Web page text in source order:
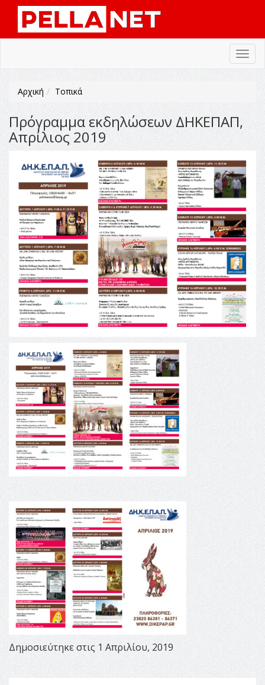
Αρχική Τοπικά
Πρόγραμμα εκδηλώσεων ΔΗΚΕΠΑΠ,
Απρίλιος 2019
Δημοσιεύτηκε στις 1 Απριλίου, 2019